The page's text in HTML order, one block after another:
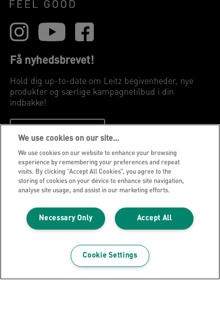
Få nyhedsbrevet!
Hold dig up-to-date om Leitz begivenheder, nye
produkter og særlige kampagnetilbud i din
indbakke!
Privatlivspolitik
Cookies
Juridisk meddelelse
Aftryk
Administrer mine data
We use cookies on our site…
We use cookies on our website to enhance your browsing
experience by remembering your preferences and repeat
visits. By clicking “Accept All Cookies”, you agree to the
storing of cookies on your device to enhance site navigation,
analyse site usage, and assist in our marketing efforts.
Accept All
Necessary Only
Cookie Settings